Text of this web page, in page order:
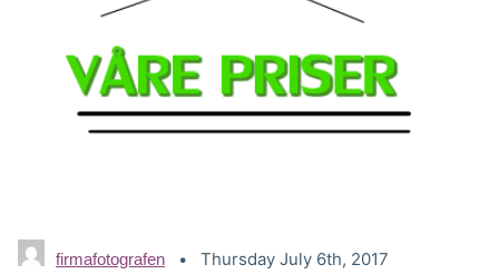
firmafotografen Thursday July 6th, 2017